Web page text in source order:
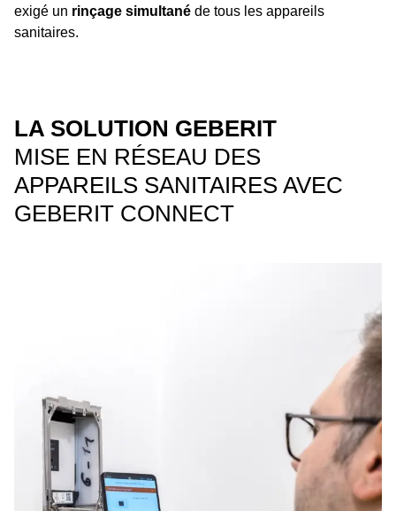
exigé un rinçage simultané de tous les appareils
sanitaires.
LA SOLUTION GEBERIT
MISE EN RÉSEAU DES
APPAREILS SANITAIRES AVEC
GEBERIT CONNECT